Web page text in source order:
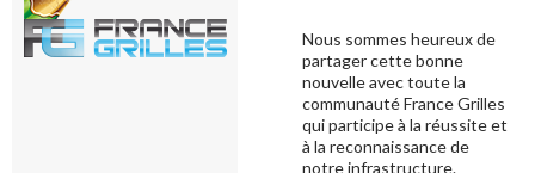
Nous sommes heureux de
partager cette bonne
nouvelle avec toute la
communauté France Grilles
qui participe à la réussite et
à la reconnaissance de
notre infrastructure.